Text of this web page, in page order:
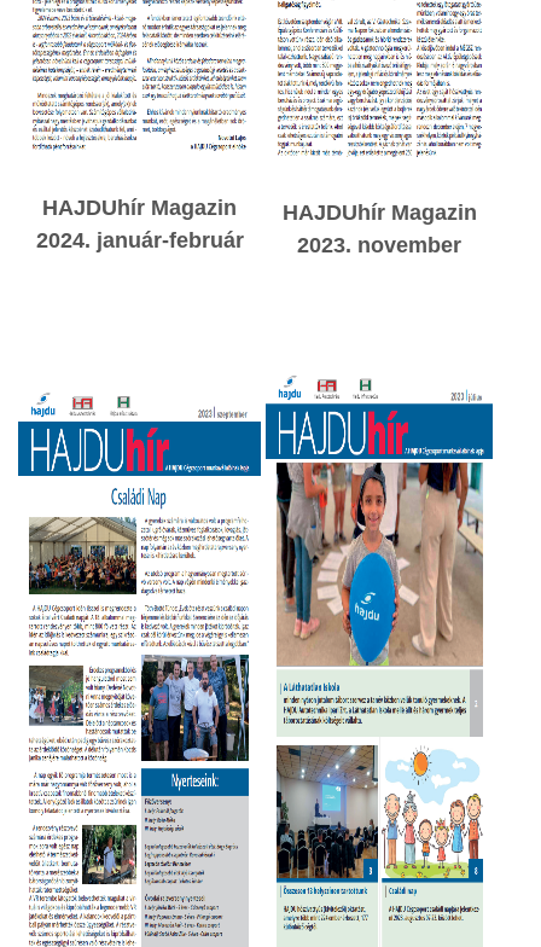
HAJDUhír Magazin
2024. január-február
HAJDUhír Magazin
2023. november